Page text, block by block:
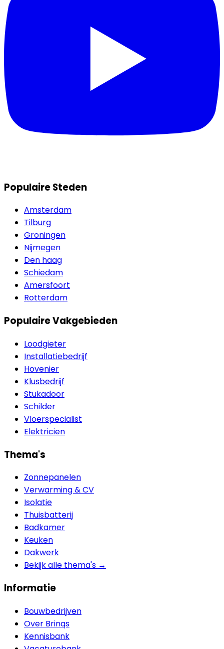
Populaire Steden
Amsterdam
Tilburg
Groningen
Nijmegen
Den haag
Schiedam
Amersfoort
Rotterdam
Populaire Vakgebieden
Loodgieter
Installatiebedrijf
Hovenier
Klusbedrijf
Stukadoor
Schilder
Vloerspecialist
Elektricien
Thema's
Zonnepanelen
Verwarming & CV
Isolatie
Thuisbatterij
Badkamer
Keuken
Dakwerk
Bekijk alle thema's →
Informatie
Bouwbedrijven
Over Brinqs
Kennisbank